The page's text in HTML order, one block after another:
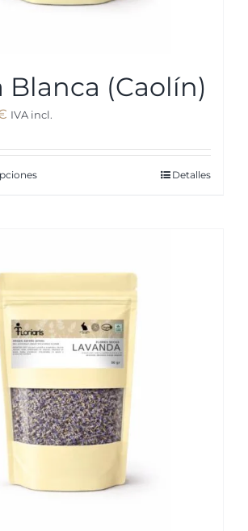
Blanca (Caolín)
Rango
precios:
desde
IVA incl.
Este
se
pueden
en
la
página
producto
Detalles